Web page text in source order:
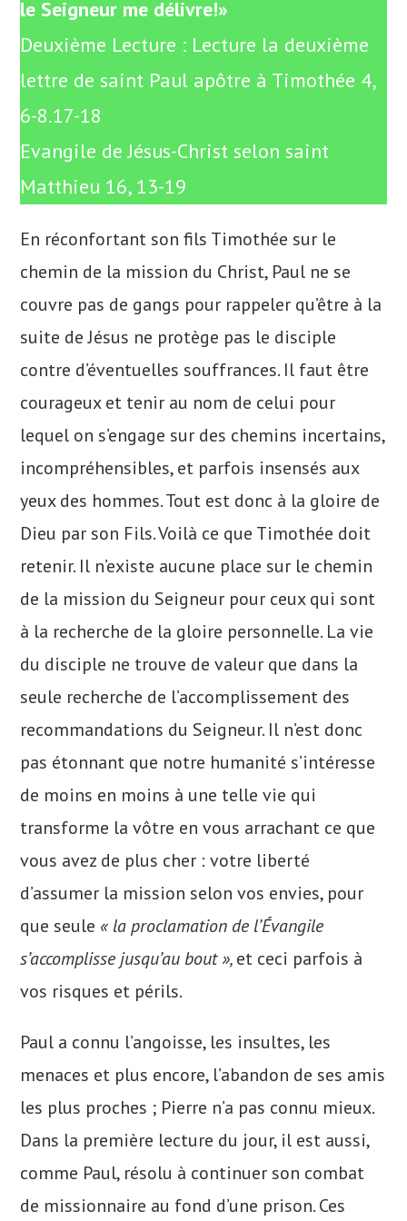
le Seigneur me délivre!»
Deuxième Lecture : Lecture la deuxième
lettre de saint Paul apôtre à Timothée 4,
6-8.17-18
Evangile de Jésus-Christ selon saint
Matthieu 16, 13-19
En réconfortant son fils Timothée sur le
chemin de la mission du Christ, Paul ne se
couvre pas de gangs pour rappeler qu’être à la
suite de Jésus ne protège pas le disciple
contre d’éventuelles souffrances. Il faut être
courageux et tenir au nom de celui pour
lequel on s’engage sur des chemins incertains,
incompréhensibles, et parfois insensés aux
yeux des hommes. Tout est donc à la gloire de
Dieu par son Fils. Voilà ce que Timothée doit
retenir. Il n’existe aucune place sur le chemin
de la mission du Seigneur pour ceux qui sont
à la recherche de la gloire personnelle. La vie
du disciple ne trouve de valeur que dans la
seule recherche de l’accomplissement des
recommandations du Seigneur. Il n’est donc
pas étonnant que notre humanité s’intéresse
de moins en moins à une telle vie qui
transforme la vôtre en vous arrachant ce que
vous avez de plus cher : votre liberté
d’assumer la mission selon vos envies, pour
que seule « la proclamation de l’Évangile
s’accomplisse jusqu’au bout »,et ceci parfois à
vos risques et périls.
Paul a connu l’angoisse, les insultes, les
menaces et plus encore, l’abandon de ses amis
les plus proches ; Pierre n’a pas connu mieux.
Dans la première lecture du jour, il est aussi,
comme Paul, résolu à continuer son combat
de missionnaire au fond d’une prison. Ces